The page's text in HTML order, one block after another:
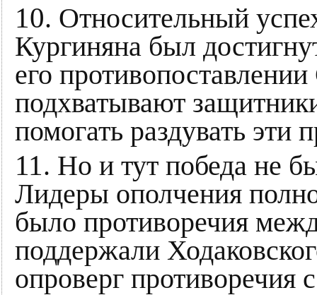
10. Относительный
Кургиняна был
его
подхватывают
помогать раздувать эти
11. Но и тут победа не
Лидеры ополчения
было противоречия
поддержали
опроверг противоречия